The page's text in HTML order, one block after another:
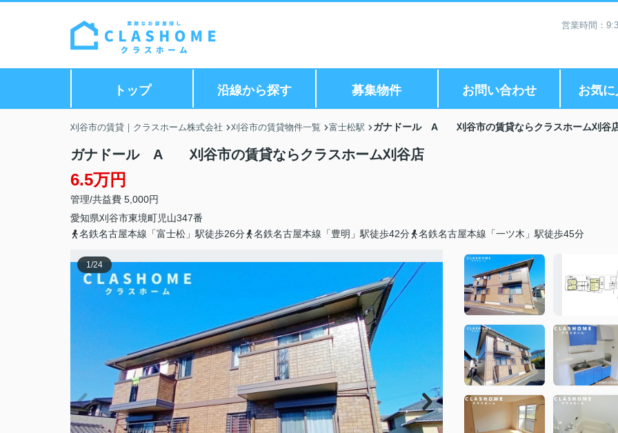
営業時間：
トップ 沿線から探す 募集物件 お問い合わせ お気
刈谷市の賃貸｜クラスホーム株式会社 刈谷市の賃貸物件一覧 富士松駅 ガナドール A 刈谷市の賃貸ならクラスホーム刈谷
ガナドール A 刈谷市の賃貸ならクラスホーム刈谷店
6.5万円
管理/共益費 5,000円
愛知県刈谷市東境町児山347番
名鉄名古屋本線「富士松」駅徒歩26分
名鉄名古屋本線「豊明」駅徒歩42分 名鉄名古屋本線「一ツ木」駅徒歩45分
1/24